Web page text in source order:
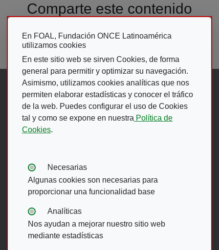
En FOAL, Fundación ONCE Latinoamérica
utilizamos cookies
En este sitio web se sirven Cookies, de forma
general para permitir y optimizar su navegación.
Asimismo, utilizamos cookies analíticas que nos
permiten elaborar estadísticas y conocer el tráfico
de la web. Puedes configurar el uso de Cookies
tal y como se expone en nuestra Política de
Cookies.
Tipos de cookies:
Necesarias
Algunas cookies son necesarias para
proporcionar una funcionalidad base
Analíticas
Nos ayudan a mejorar nuestro sitio web
mediante estadísticas
Comparte este contenido
Síguenos en:
Abre en ventana nueva. Ir a
Abre en ventana nueva. Ir
(Abre en nueva ventana)
Abre en ventana
(Abre en nueva
Abre en ventana
(Abre en nueva
Menú del pie
ACCESIBILIDAD
AVISO LEGAL
POLÍTICA DE PRIVACIDAD